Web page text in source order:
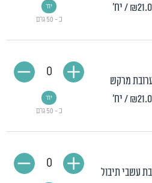
/ יח'
כ - 50 גרם
יח'
מרקש
/ יח'
כ - 50 גרם
יח'
0
עשבי תיבול
0